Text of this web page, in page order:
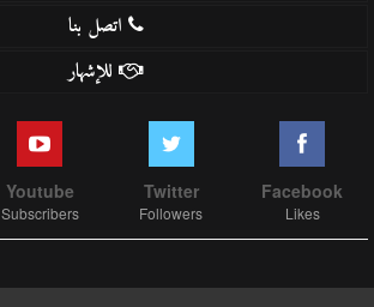
اتصل بنا
للإشهار
Facebook
Likes
Twitter
Followers
Youtube
Subscribers